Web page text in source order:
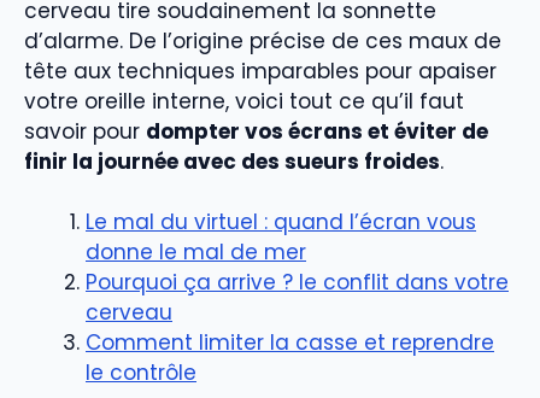
cerveau tire soudainement la sonnette
d’alarme. De l’origine précise de ces maux de
tête aux techniques imparables pour apaiser
votre oreille interne, voici tout ce qu’il faut
savoir pour dompter vos écrans et éviter de
finir la journée avec des sueurs froides.
Le mal du virtuel : quand l’écran vous
donne le mal de mer
Pourquoi ça arrive ? le conflit dans votre
cerveau
Comment limiter la casse et reprendre
le contrôle